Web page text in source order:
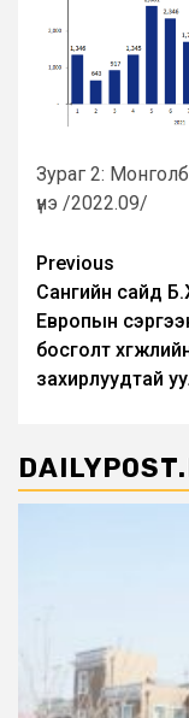
Зураг 2:
үнэ /2022.09/
Post
Previous
Сангийн сайд
Европын
босголт
захирлуудтай